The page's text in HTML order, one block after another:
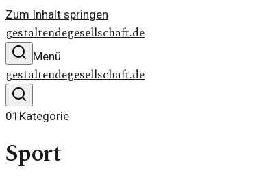
Zum Inhalt springen
gestaltendegesellschaft.de
Menü
gestaltendegesellschaft.de
01 Kategorie
Sport